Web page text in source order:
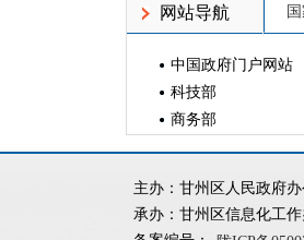
网站导航
中国政府门户网站
科技部
商务部
主办：甘州区人民政府办
承办：甘州区信息化工